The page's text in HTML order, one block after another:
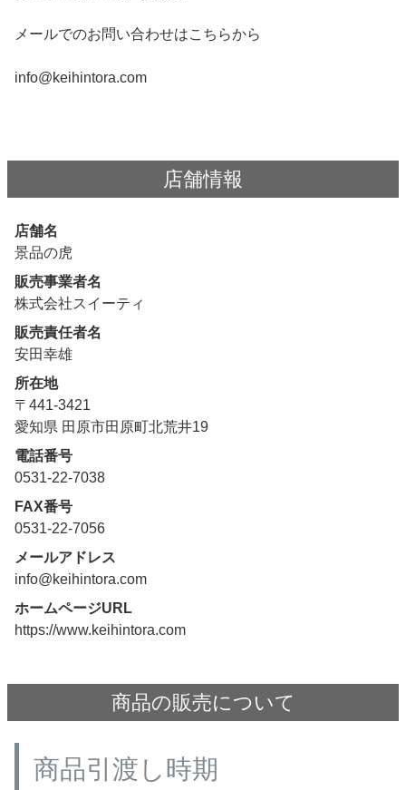
メールでのお問い合わせはこちらから
info@keihintora.com
店舗情報
店舗名
景品の虎
販売事業者名
株式会社スイーティ
販売責任者名
安田幸雄
所在地
〒441-3421
愛知県 田原市田原町北荒井19
電話番号
0531-22-7038
FAX番号
0531-22-7056
メールアドレス
info@keihintora.com
ホームページURL
https://www.keihintora.com
商品の販売について
商品引渡し時期